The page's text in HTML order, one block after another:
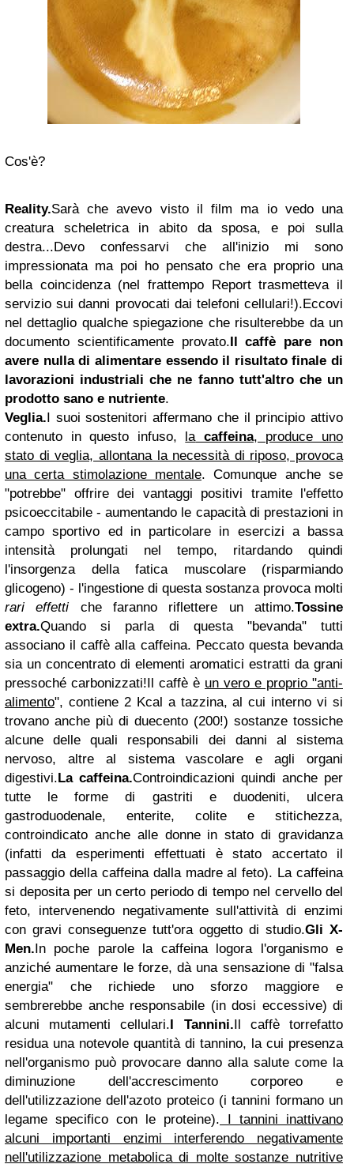
Cos'è?
Reality.Sarà che avevo visto il film ma io vedo una
creatura scheletrica in abito da sposa, e poi sulla
destra...Devo confessarvi che all'inizio mi sono
impressionata ma poi ho pensato che era proprio una
bella coincidenza (nel frattempo Report trasmetteva il
servizio sui danni provocati dai telefoni cellulari!).Eccovi
nel dettaglio qualche spiegazione che risulterebbe da un
documento scientificamente provato.Il caffè pare non
avere nulla di alimentare essendo il risultato finale di
lavorazioni industriali che ne fanno tutt'altro che un
prodotto sano e nutriente.
Veglia.I suoi sostenitori affermano che il principio attivo
contenuto in questo infuso, lacaffeina, produce uno
stato di veglia, allontana la necessità di riposo, provoca
una certa stimolazione mentale.Comunque anche se
"potrebbe" offrire dei vantaggi positivi tramite l'effetto
psicoeccitabile - aumentando le capacità di prestazioni in
campo sportivo ed in particolare in esercizi a bassa
intensità prolungati nel tempo, ritardando quindi
l'insorgenza della fatica muscolare (risparmiando
glicogeno) - l'ingestione di questa sostanza provoca molti
rari effetti che faranno riflettere un attimo.Tossine
extra.Quando si parla di questa "bevanda" tutti
associano il caffè alla caffeina. Peccato questa bevanda
sia un concentrato di elementi aromatici estratti da grani
pressoché carbonizzati!Il caffè è un vero e proprio "anti-
alimento", contiene 2 Kcal a tazzina, al cui interno vi si
trovano anche più di duecento (200!) sostanze tossiche
alcune delle quali responsabili dei danni al sistema
nervoso, altre al sistema vascolare e agli organi
digestivi.La caffeina.Controindicazioni quindi anche per
tutte le forme di gastriti e duodeniti, ulcera
gastroduodenale, enterite, colite e stitichezza,
controindicato anche alle donne in stato di gravidanza
(infatti da esperimenti effettuati è stato accertato il
passaggio della caffeina dalla madre al feto). La caffeina
si deposita per un certo periodo di tempo nel cervello del
feto, intervenendo negativamente sull'attività di enzimi
con gravi conseguenze tutt'ora oggetto di studio.Gli X-
Men.In poche parole la caffeina logora l'organismo e
anziché aumentare le forze, dà una sensazione di "falsa
energia" che richiede uno sforzo maggiore e
sembrerebbe anche responsabile (in dosi eccessive) di
alcuni mutamenti cellulari.I Tannini.Il caffè torrefatto
residua una notevole quantità di tannino, la cui presenza
nell'organismo può provocare danno alla salute come la
diminuzione dell'accrescimento corporeo e
dell'utilizzazione dell'azoto proteico (i tannini formano un
legame specifico con le proteine). I tannini inattivano
alcuni importanti enzimi interferendo negativamente
nell'utilizzazione metabolica di molte sostanze nutritive